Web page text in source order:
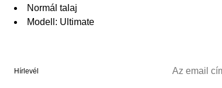
Normál talaj
Modell: Ultimate
Hírlevél